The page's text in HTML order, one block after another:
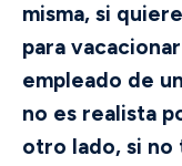
misma, si
para
empleado de
no es realista
otro lado, si